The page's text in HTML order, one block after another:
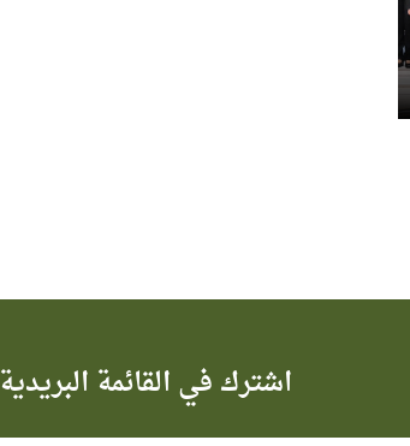
اشترك في القائمة البريدية